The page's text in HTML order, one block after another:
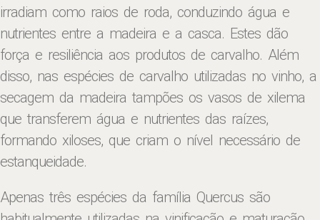
irradiam como raios de roda, conduzindo água e
nutrientes entre a madeira e a casca. Estes dão
força e resiliência aos produtos de carvalho. Além
disso, nas espécies de carvalho utilizadas no vinho, a
secagem da madeira tampões os vasos de xilema
que transferem água e nutrientes das raízes,
formando xiloses, que criam o nível necessário de
estanqueidade.
Apenas três espécies da família Quercus são